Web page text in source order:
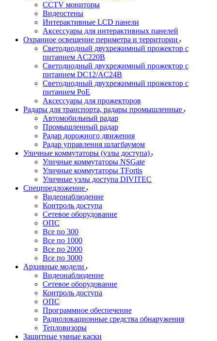
CCTV мониторы
Видеостены
Интерактивные LCD панели
Аксессуары для интерактивных панелей
Охранное освещение периметра и территории
Светодиодный двухрежимный прожектор с
питанием AC220В
Светодиодный двухрежимный прожектор с
питанием DC12/AC24В
Светодиодный двухрежимный прожектор с
питанием PoE
Аксессуары для прожекторов
Радары для транспорта, радары промышленные
Автомобильный радар
Промышленный радар
Радар дорожного движения
Радар управления шлагбаумом
Уличные коммутаторы (узлы доступа)
Уличные коммутаторы NSGate
Уличные коммутаторы TFortis
Уличные узлы доступа DIVITEC
Спецпредложение
Видеонаблюдение
Контроль доступа
Сетевое оборудование
ОПС
Все по 300
Все по 1000
Все по 2000
Все по 3000
Архивные модели
Видеонаблюдение
Сетевое оборудование
Контроль доступа
ОПС
Программное обеспечение
Радиолокационные средства обнаружения
Тепловизоры
Защитные умные каски